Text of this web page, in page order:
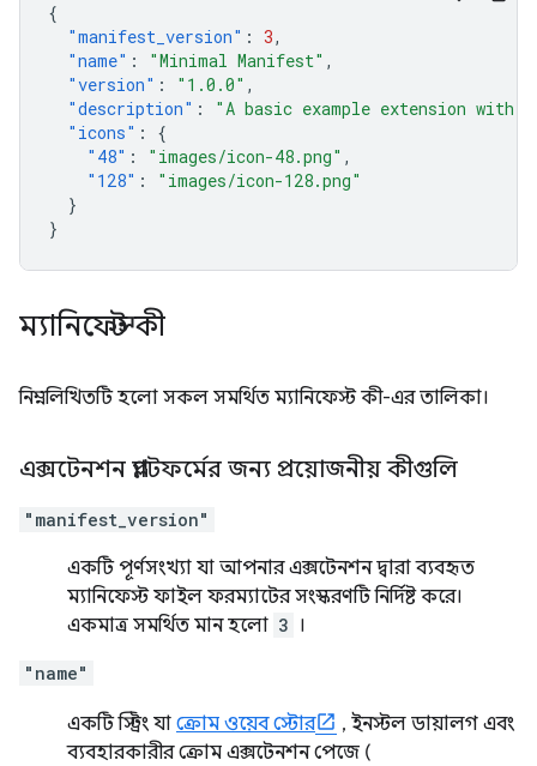
{
"manifest_version" : 3,
"name" : "Minimal Manifest" ,
"version" : "1.0.0" ,
"description" :
"A basic example extension with
"icons" :
{
"48" : "images/icon-48.png" ,
"128" :
"images/icon-128.png"
}
}
ম্যানিফেস্ট কী
নিম্নলিখিতটি হলো সকল সমর্থিত ম্যানিফেস্ট কী-এর তালিকা।
এক্সটেনশন প্ল্যাটফর্মের জন্য প্রয়োজনীয় কীগুলি
"manifest_version"
একটি পূর্ণসংখ্যা যা আপনার এক্সটেনশন দ্বারা ব্যবহৃত
ম্যানিফেস্ট ফাইল ফরম্যাটের সংস্করণটি নির্দিষ্ট করে।
একমাত্র সমর্থিত মান হলো 3 ।
"name"
একটি স্ট্রিং যা ক্রোম ওয়েব স্টোর
, ইনস্টল ডায়ালগ এবং
ব্যবহারকারীর ক্রোম এক্সটেনশন পেজে (